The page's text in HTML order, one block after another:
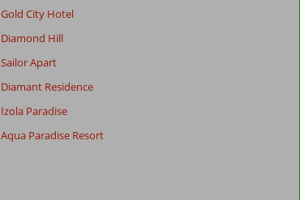
Gold City Hotel
Diamond Hill
Sailor Apart
Diamant Residence
Izola Paradise
Aqua Paradise Resort